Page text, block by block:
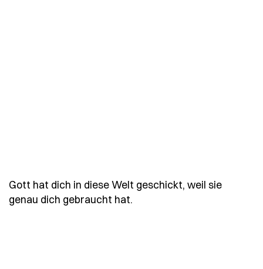
Gott hat dich in diese Welt geschickt, weil sie
genau dich gebraucht hat.